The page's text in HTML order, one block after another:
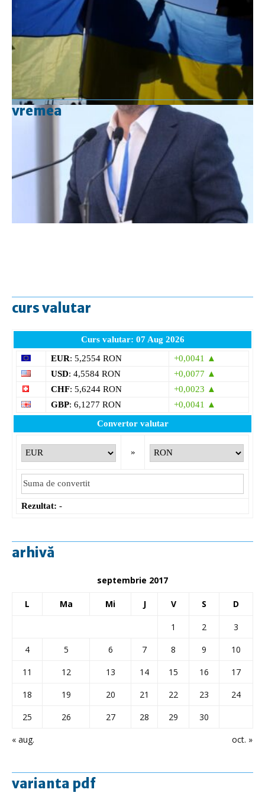
vremea
curs valutar
Curs valutar: 07 Aug 2026
EUR: 5,2554 RON
+0,0041 ▲
USD: 4,5584 RON
+0,0077 ▲
CHF: 5,6244 RON
+0,0023 ▲
GBP: 6,1277 RON
+0,0041 ▲
Convertor valutar
»
Rezultat: -
arhivă
septembrie 2017
L Ma Mi J V S D
« aug. oct. »
1 2
3
4
5 6 7 8 9
10
11
12 13 14 15 16
17
18
19 20 21 22 23
24
25
26 27 28 29 30
varianta pdf